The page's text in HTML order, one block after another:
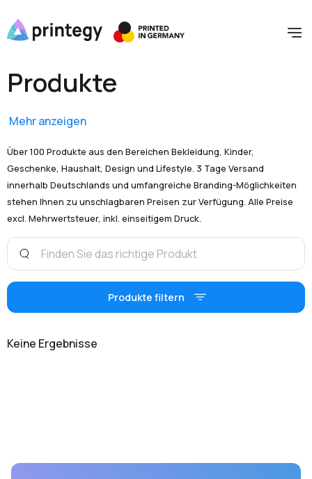
Produkte
Mehr anzeigen
Über 100 Produkte aus den Bereichen Bekleidung, Kinder,
Geschenke, Haushalt, Design und Lifestyle. 3 Tage Versand
innerhalb Deutschlands und umfangreiche Branding-Möglichkeiten
stehen Ihnen zu unschlagbaren Preisen zur Verfügung. Alle Preise
excl. Mehrwertsteuer, inkl. einseitigem Druck.
Produkte filtern
Keine Ergebnisse